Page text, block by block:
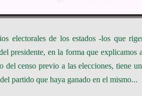
electorales de los estados -los que
presidente, en la forma que explicamos
del censo previo a las elecciones, tiene
partido que haya ganado en el mismo.​..